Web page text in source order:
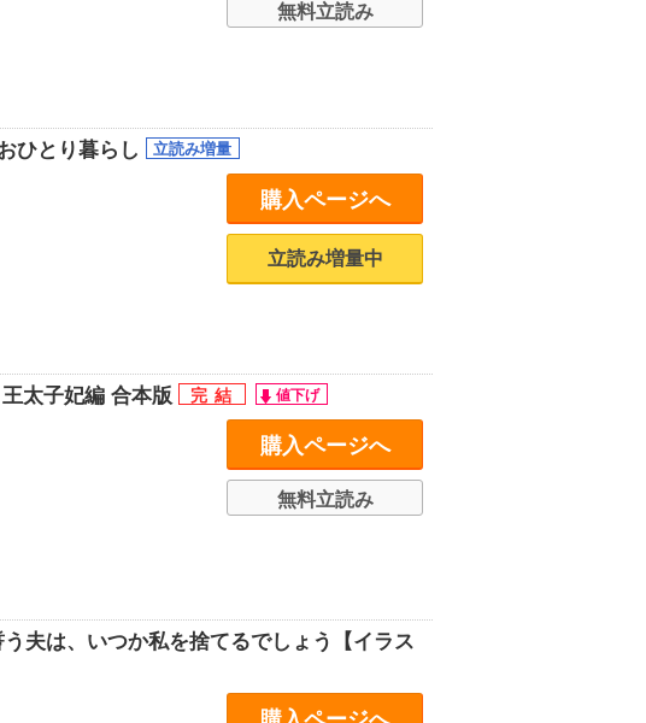
無料立読み
ひとり暮らし
購入ページへ
立読み増量中
太子妃編 合本版
購入ページへ
無料立読み
夫は、いつか私を捨てるでしょう【イラス